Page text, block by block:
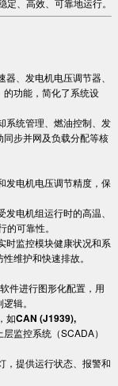
、高效、可靠地运行。
、发电机电压调节器、
功能，简化了系统设
系统管理、燃油控制、发
步并网及负载分配等核
发电机电压调节精度，保
电机组运行时的高温、
可靠性。
时监控模块健康状况和系
维护和快速排故。
​ 软件进行图形化配置，用
辑。
如​​CAN (J1939),
监控系统（SCADA）
，提供运行状态、报警和